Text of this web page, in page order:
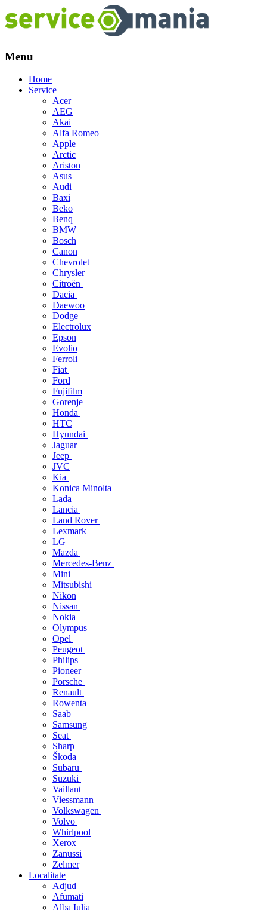
Menu
Skip
Home
Service
Acer
AEG
Akai
Alfa Romeo
Apple
Arctic
Ariston
Asus
Audi
Baxi
Beko
Benq
BMW
Bosch
Canon
Chevrolet
Chrysler
Citroën
Dacia
Daewoo
Dodge
Electrolux
Epson
Evolio
Ferroli
Fiat
Ford
Fujifilm
Gorenje
Honda
HTC
Hyundai
Jaguar
Jeep
JVC
Kia
Konica Minolta
Lada
Lancia
Land Rover
Lexmark
LG
Mazda
Mercedes-Benz
Mini
Mitsubishi
Nikon
Nissan
Nokia
Olympus
Opel
Peugeot
Philips
Pioneer
Porsche
Renault
Rowenta
Saab
Samsung
Seat
Sharp
Škoda
Subaru
Suzuki
Vaillant
Viessmann
Volkswagen
Volvo
Whirlpool
Xerox
Zanussi
Zelmer
Localitate
Adjud
Afumati
Alba Iulia